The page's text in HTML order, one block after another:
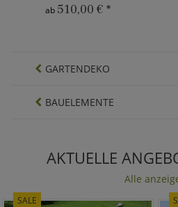
ab 510,00 € *
GARTENDEKO
BAUELEMENTE
AKTUELLE
Alle
SALE